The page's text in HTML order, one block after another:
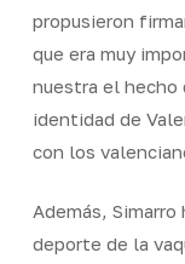
propusieron
que era muy
nuestra el hecho
identidad de
con los
Además,
deporte de la